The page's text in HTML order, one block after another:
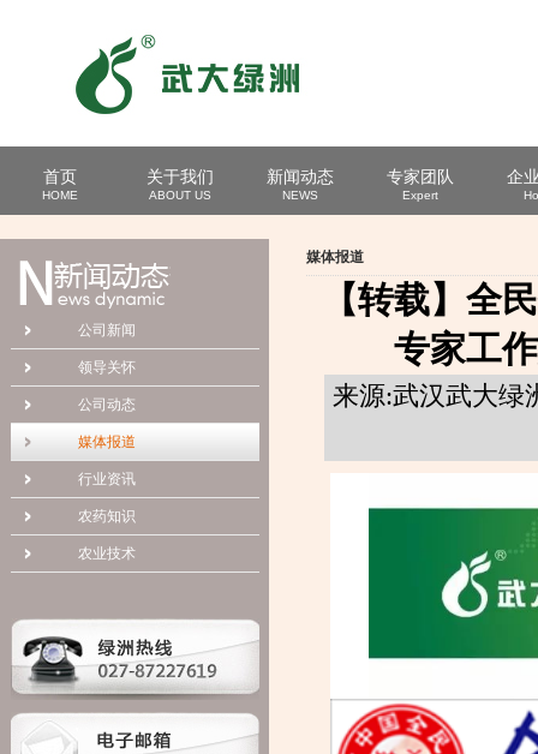
首页
HOME
关于我们
ABOUT US
新闻动态
NEWS
专家团队
Expert
企
公司新闻
领导关怀
公司动态
媒体报道
行业资讯
农药知识
农业技术
媒体报道
【转载】全
专家工
来源:武汉武大